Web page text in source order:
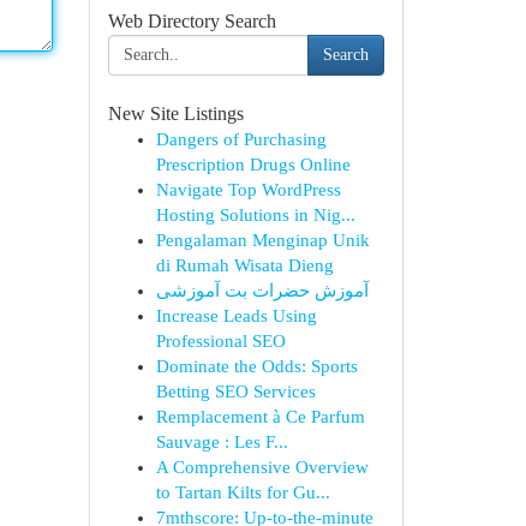
Web Directory Search
Search
New Site Listings
Dangers of Purchasing
Prescription Drugs Online
Navigate Top WordPress
Hosting Solutions in Nig...
Pengalaman Menginap Unik
di Rumah Wisata Dieng
آموزش حضرات بت آموزشی
Increase Leads Using
Professional SEO
Dominate the Odds: Sports
Betting SEO Services
Remplacement à Ce Parfum
Sauvage : Les F...
A Comprehensive Overview
to Tartan Kilts for Gu...
7mthscore: Up-to-the-minute